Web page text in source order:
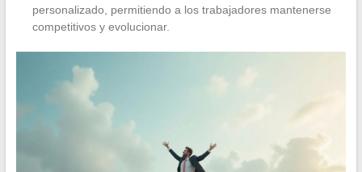
personalizado, permitiendo a los trabajadores mantenerse
competitivos y evolucionar.